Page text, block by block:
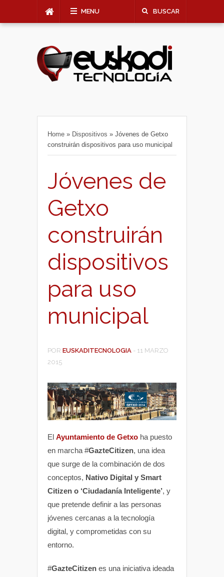
MENU BUSCAR
Home » Dispositivos » Jóvenes de Getxo
construirán dispositivos para uso municipal
Jóvenes de
Getxo
construirán
dispositivos
para uso
municipal
POR EUSKADITECNOLOGIA - 11 MARZO
2015
El Ayuntamiento de Getxo ha puesto
en marcha #GazteCitizen, una idea
que surge de la combinación de dos
conceptos, Nativo Digital y Smart
Citizen o ‘Ciudadanía Inteligente’, y
que pretende definir a las personas
jóvenes cercanas a la tecnología
digital, y comprometidas con su
entorno.
#GazteCitizen es una iniciativa ideada